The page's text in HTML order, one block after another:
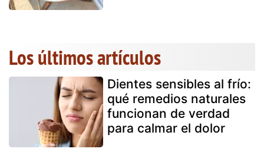
Los últimos artículos
Dientes sensibles al frío:
qué remedios naturales
funcionan de verdad
para calmar el dolor